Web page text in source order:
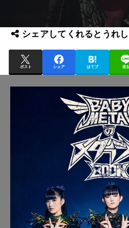
シェアしてくれるとうれし
ポスト シェア はてブ 送る